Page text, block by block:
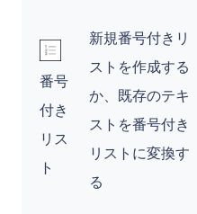
番号
付き
リス
ト
新規番号付きリ
ストを作成する
か、既存のテキ
ストを番号付き
リストに変換す
る